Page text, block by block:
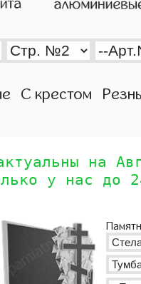
С крестом
на
у нас до